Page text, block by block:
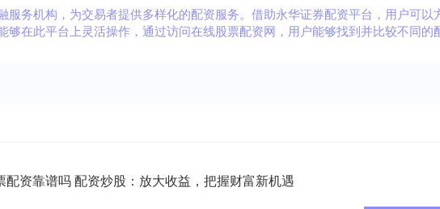
服务机构，为交易者提供多样化的配资服务。借助永华证券配资平台，用户可
在此平台上灵活操作，通过访问在线股票配资网，用户能够找到并比较不同的
配资靠谱吗 配资炒股：放大收益，把握财富新机遇